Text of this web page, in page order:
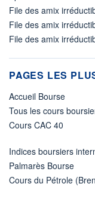
File des amix
File des amix
File des amix
PAGES LES
Accueil Bourse
Tous les cours
Cours CAC 40
Indices boursiers
Palmarès Bourse
Cours du Pétrole